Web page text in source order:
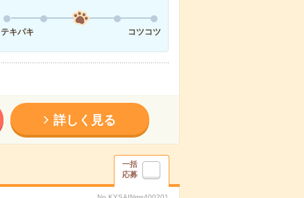
テキパキ
コツコツ
詳しく見る
一括
応募